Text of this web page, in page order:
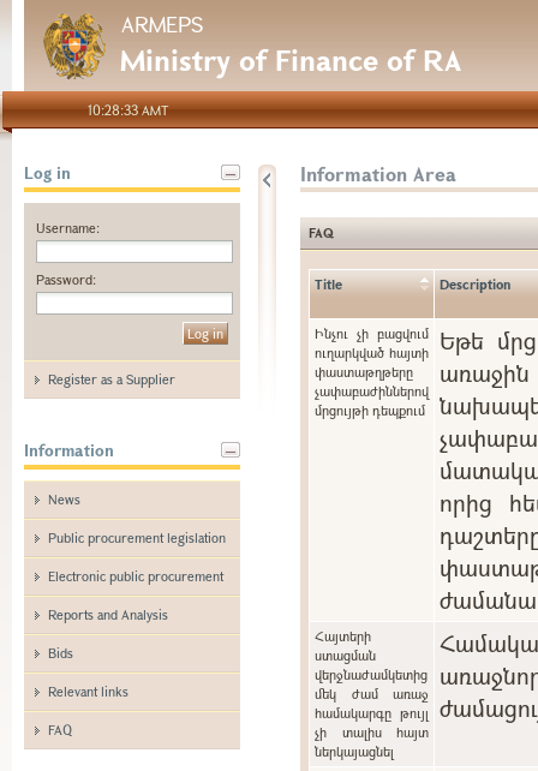
ARMEPS
Ministry of Finance of RA
10:28:33 AMT
Log in
Username:
Password:
Register as a Supplier
Information
News
Public procurement legislation
Electronic public procurement
Reports and Analysis
Bids
Relevant links
FAQ
Information Area
FAQ
Title Description
Ինչու չի բացվում
ուղարկված հայտի
փաստաթղթերը
չափաբաժիններով
մրցույթի դեպքում
Եթե
առաջին
որից
Հայտերի
ստացման
վերջնաժամկետից
մեկ ժամ առաջ
համակարգը թույլ
չի տալիս հայտ
ներկայացնել